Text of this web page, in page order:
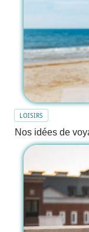
LOISIRS
Nos idées de